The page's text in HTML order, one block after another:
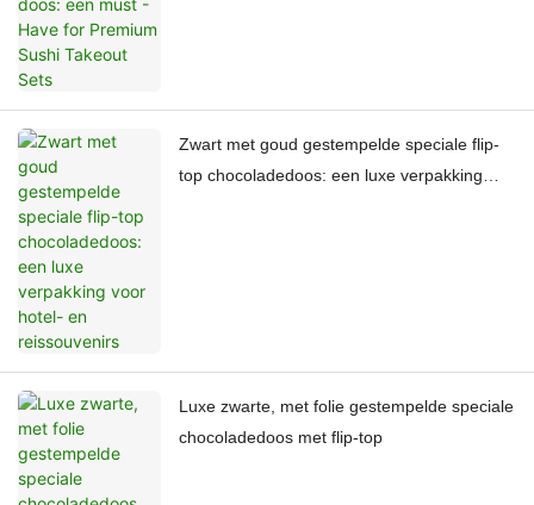
Zwart met goud gestempelde speciale flip-
top chocoladedoos: een luxe verpakking
Luxe zwarte, met folie gestempelde speciale
chocoladedoos met flip-top